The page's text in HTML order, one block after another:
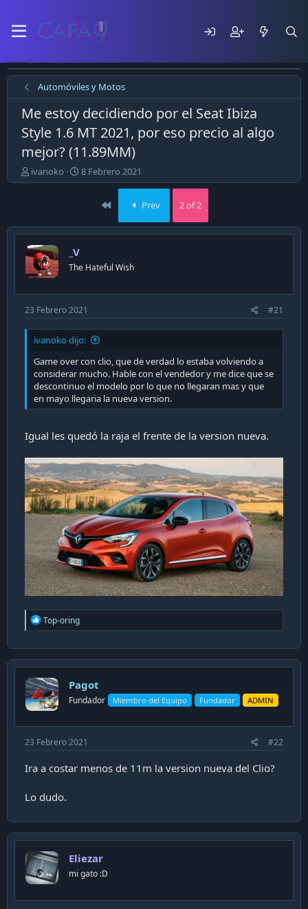
Automóviles y Motos
Me estoy decidiendo por el Seat Ibiza
Style 1.6 MT 2021, por eso precio al algo
mejor? (11.89MM)
E
m
ó
e
l
t
e
m
a
ivanoko
F
e
d
u
l
i
c
a
c
ó
n
8 Febrero 2021
First Prev 2 of 2
_V
The Hateful Wish
23 Febrero 2021 #21
ivanoko dijo:
Game over con clio, que de verdad lo estaba volviendo a
considerar mucho. Hable con el vendedor y me dice que se
descontinuo el modelo por lo que no llegaran mas y que
en mayo llegaria la nueva version.
Igual les quedó la raja el frente de la version nueva.
R
e
c
t
o
n
s
Top-oring
Pagot
Fundador Miembro del Equipo Fundador ADMIN
23 Febrero 2021 #22
Ira a costar menos de 11m la version nueva del Clio?
Lo dudo.
Eliezar
mi gato :D